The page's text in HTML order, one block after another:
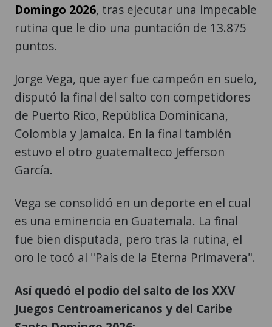
Domingo 2026, tras ejecutar una impecable
rutina que le dio una puntación de 13.875
puntos.
Jorge Vega, que ayer fue campeón en suelo,
disputó la final del salto con competidores
de Puerto Rico, República Dominicana,
Colombia y Jamaica. En la final también
estuvo el otro guatemalteco Jefferson
García.
Vega se consolidó en un deporte en el cual
es una eminencia en Guatemala. La final
fue bien disputada, pero tras la rutina, el
oro le tocó al "País de la Eterna Primavera".
Así quedó el podio del salto de los XXV
Juegos Centroamericanos y del Caribe